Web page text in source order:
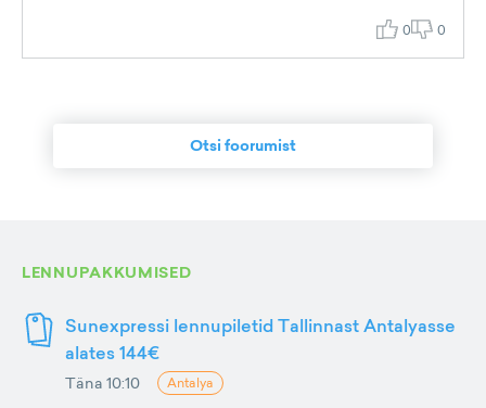
0 0
Otsi foorumist
LENNUPAKKUMISED
Sunexpressi lennupiletid Tallinnast Antalyasse
alates 144€
Täna 10:10 Antalya